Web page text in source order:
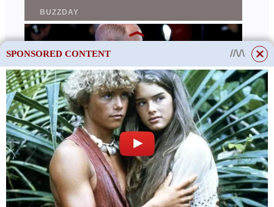
SPONSORED CONTENT